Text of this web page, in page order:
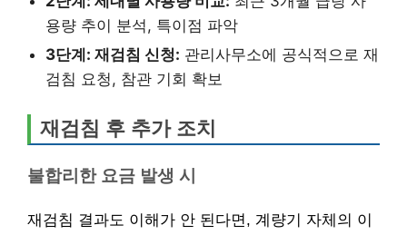
용량 추이 분석, 특이점 파악
3단계: 재검침 신청: 관리사무소에 공식적으로 재
검침 요청, 참관 기회 확보
재검침 후 추가 조치
불합리한 요금 발생 시
재검침 결과도 이해가 안 된다면, 계량기 자체의 이